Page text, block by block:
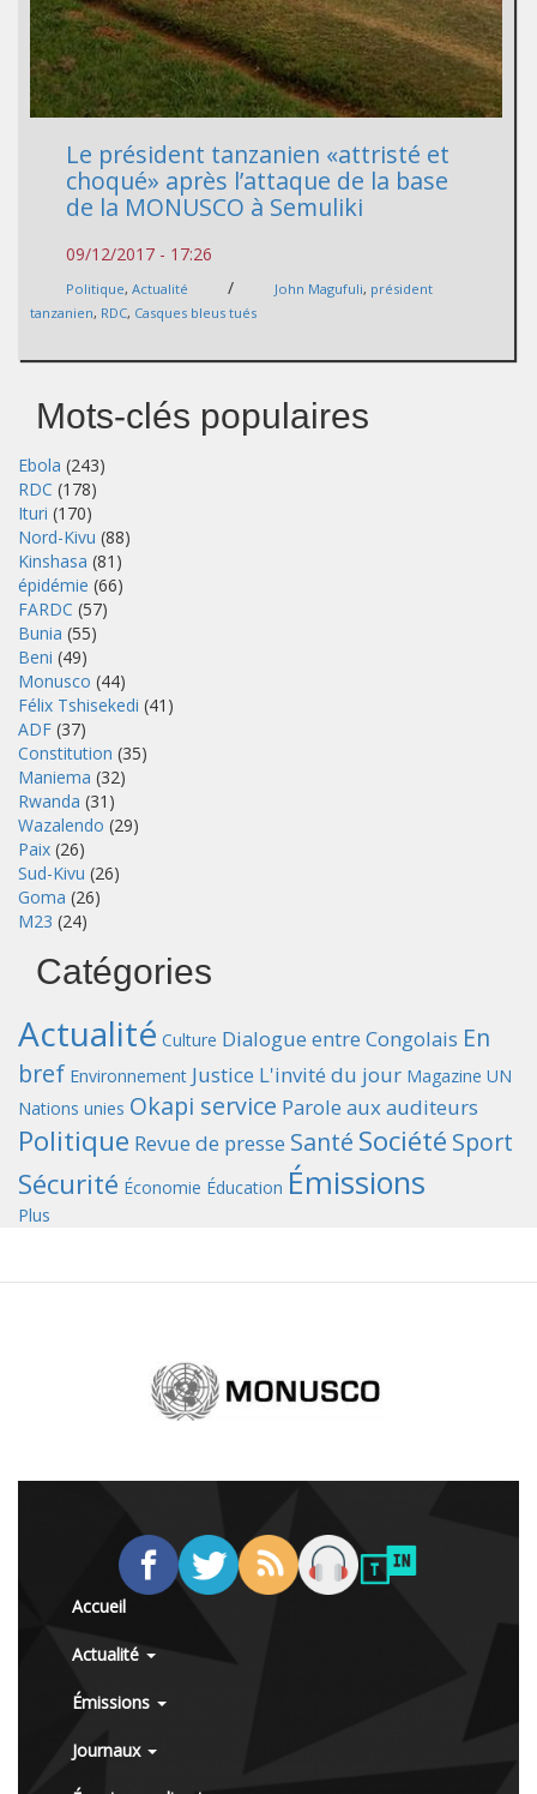
Le président tanzanien «attristé et
choqué» après l’attaque de la base
de la MONUSCO à Semuliki
09/12/2017 - 17:26
Politique, Actualité / John Magufuli, président
tanzanien, RDC, Casques bleus tués
Mots-clés populaires
Ebola (243)
RDC (178)
Ituri (170)
Nord-Kivu (88)
Kinshasa (81)
épidémie (66)
FARDC (57)
Bunia (55)
Beni (49)
Monusco (44)
Félix Tshisekedi (41)
ADF (37)
Constitution (35)
Maniema (32)
Rwanda (31)
Wazalendo (29)
Paix (26)
Sud-Kivu (26)
Goma (26)
M23 (24)
Catégories
Actualité Culture Dialogue entre Congolais En
bref Environnement Justice L'invité du jour Magazine UN
Nations unies Okapi service Parole aux auditeurs
Politique Revue de presse Santé Société Sport
Sécurité Économie Éducation Émissions
Plus
Accueil
Actualité
Émissions
Journaux